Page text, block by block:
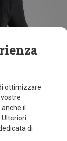
ottimizzare
il
di